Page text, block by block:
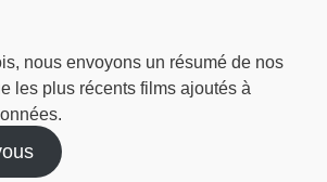
nous envoyons un résumé de nos
les plus récents films ajoutés à